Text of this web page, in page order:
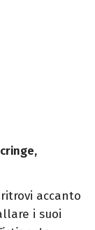
accanto
i suoi